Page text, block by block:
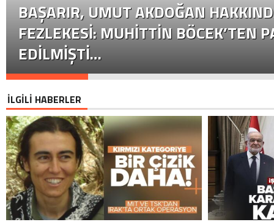
BAŞARIR, UMUT AKDOĞAN
FEZLEKESI: MUHITTIN BÖCEK’TEN
EDILMIŞTI…
İLGİLİ HABERLER